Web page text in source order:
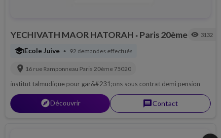
YECHIVATH MAOR HATORAH • Paris 20ème visibility 3132
schoolEcole Juive • 92 demandes effectués
location_on 16 rue Ramponneau Paris 20ème 75020
institut talmudique pour gar&#231;ons sous contrat demi pension
explorerDécouvrir messageContact